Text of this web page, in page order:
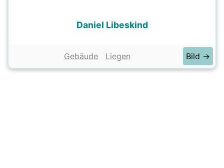
Daniel Libeskind
Gebäude Liegen Bild →